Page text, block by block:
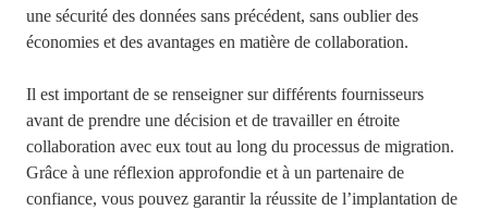
une sécurité des données sans précédent, sans oublier des
économies et des avantages en matière de collaboration.
Il est important de se renseigner sur différents fournisseurs
avant de prendre une décision et de travailler en étroite
collaboration avec eux tout au long du processus de migration.
Grâce à une réflexion approfondie et à un partenaire de
confiance, vous pouvez garantir la réussite de l’implantation de